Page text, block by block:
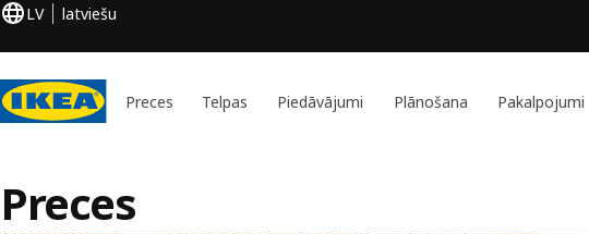
LV latviešu
Preces Telpas Piedāvājumi Plānošana Pakalpojumi
Preces